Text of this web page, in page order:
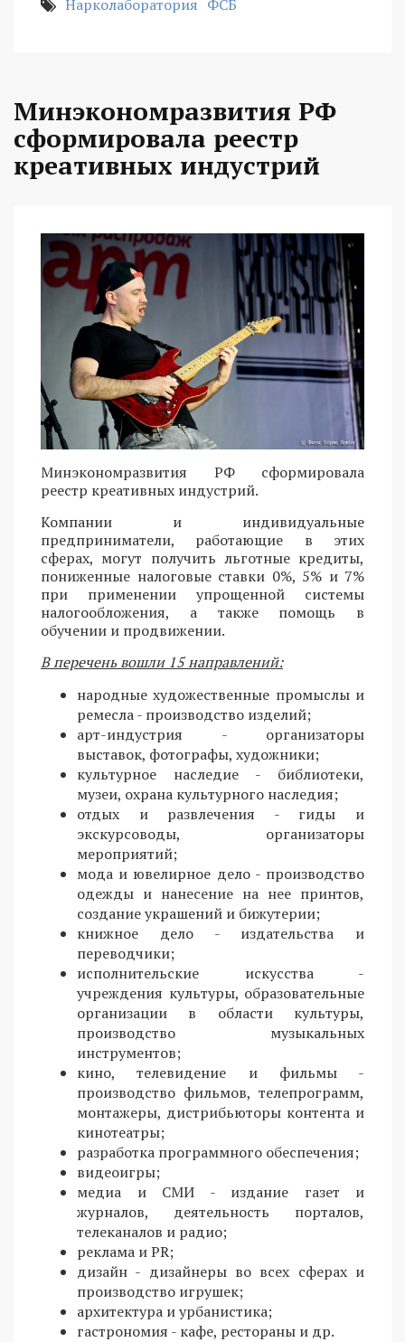
Нарколаборатория ФСБ
Минэкономразвития РФ
сформировала реестр
креативных индустрий
Минэкономразвития РФ сформировала
реестр креативных индустрий.
Компании и индивидуальные
предприниматели, работающие в этих
сферах, могут получить льготные кредиты,
пониженные налоговые ставки 0%, 5% и 7%
при применении упрощенной системы
налогообложения, а также помощь в
обучении и продвижении.
В перечень вошли 15 направлений:
народные художественные промыслы и
ремесла - производство изделий;
арт-индустрия - организаторы
выставок, фотографы, художники;
культурное наследие - библиотеки,
музеи, охрана культурного наследия;
отдых и развлечения - гиды и
экскурсоводы, организаторы
мероприятий;
мода и ювелирное дело - производство
одежды и нанесение на нее принтов,
создание украшений и бижутерии;
книжное дело - издательства и
переводчики;
исполнительские искусства -
учреждения культуры, образовательные
организации в области культуры,
производство музыкальных
инструментов;
кино, телевидение и фильмы -
производство фильмов, телепрограмм,
монтажеры, дистрибьюторы контента и
кинотеатры;
разработка программного обеспечения;
видеоигры;
медиа и СМИ - издание газет и
журналов, деятельность порталов,
телеканалов и радио;
реклама и PR;
дизайн - дизайнеры во всех сферах и
производство игрушек;
архитектура и урбанистика;
гастрономия - кафе, рестораны и др.